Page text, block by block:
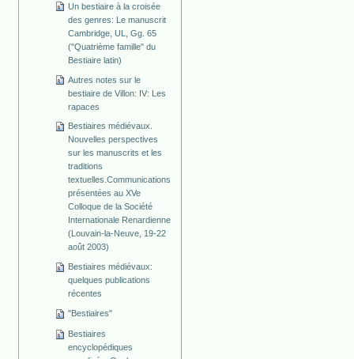
Un bestiaire à la croisée
des genres: Le manuscrit
Cambridge, UL, Gg. 65
("Quatrième famille" du
Bestiaire latin)
Autres notes sur le
bestiaire de Villon: IV: Les
rapaces
Bestiaires médiévaux.
Nouvelles perspectives
sur les manuscrits et les
traditions
textuelles.Communications
présentées au XVe
Colloque de la Société
Internationale Renardienne
(Louvain-la-Neuve, 19-22
août 2003)
Bestiaires médiévaux:
quelques publications
récentes
"Bestiaires"
Bestiaires
encyclopédiques